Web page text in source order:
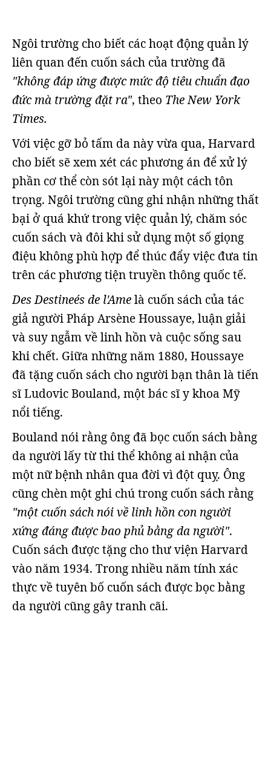
Ngôi trường cho biết các hoạt động quản lý
liên quan đến cuốn sách của trường đã
"không đáp ứng được mức độ tiêu chuẩn đạo
đức mà trường đặt ra", theo The New York
Times.
Với việc gỡ bỏ tấm da này vừa qua, Harvard
cho biết sẽ xem xét các phương án để xử lý
phần cơ thể còn sót lại này một cách tôn
trọng. Ngôi trường cũng ghi nhận những thất
bại ở quá khứ trong việc quản lý, chăm sóc
cuốn sách và đôi khi sử dụng một số giọng
điệu không phù hợp để thúc đẩy việc đưa tin
trên các phương tiện truyền thông quốc tế.
Des Destineés de l'Amelà cuốn sách của tác
giả người Pháp Arsène Houssaye, luận giải
và suy ngẫm về linh hồn và cuộc sống sau
khi chết. Giữa những năm 1880, Houssaye
đã tặng cuốn sách cho người bạn thân là tiến
sĩ Ludovic Bouland, một bác sĩ y khoa Mỹ
nổi tiếng.
Bouland nói rằng ông đã bọc cuốn sách bằng
da người lấy từ thi thể không ai nhận của
một nữ bệnh nhân qua đời vì đột quỵ. Ông
cũng chèn một ghi chú trong cuốn sách rằng
"một cuốn sách nói về linh hồn con người
xứng đáng được bao phủ bằng da người".
Cuốn sách được tặng cho thư viện Harvard
vào năm 1934. Trong nhiều năm tính xác
thực về tuyên bố cuốn sách được bọc bằng
da người cũng gây tranh cãi.